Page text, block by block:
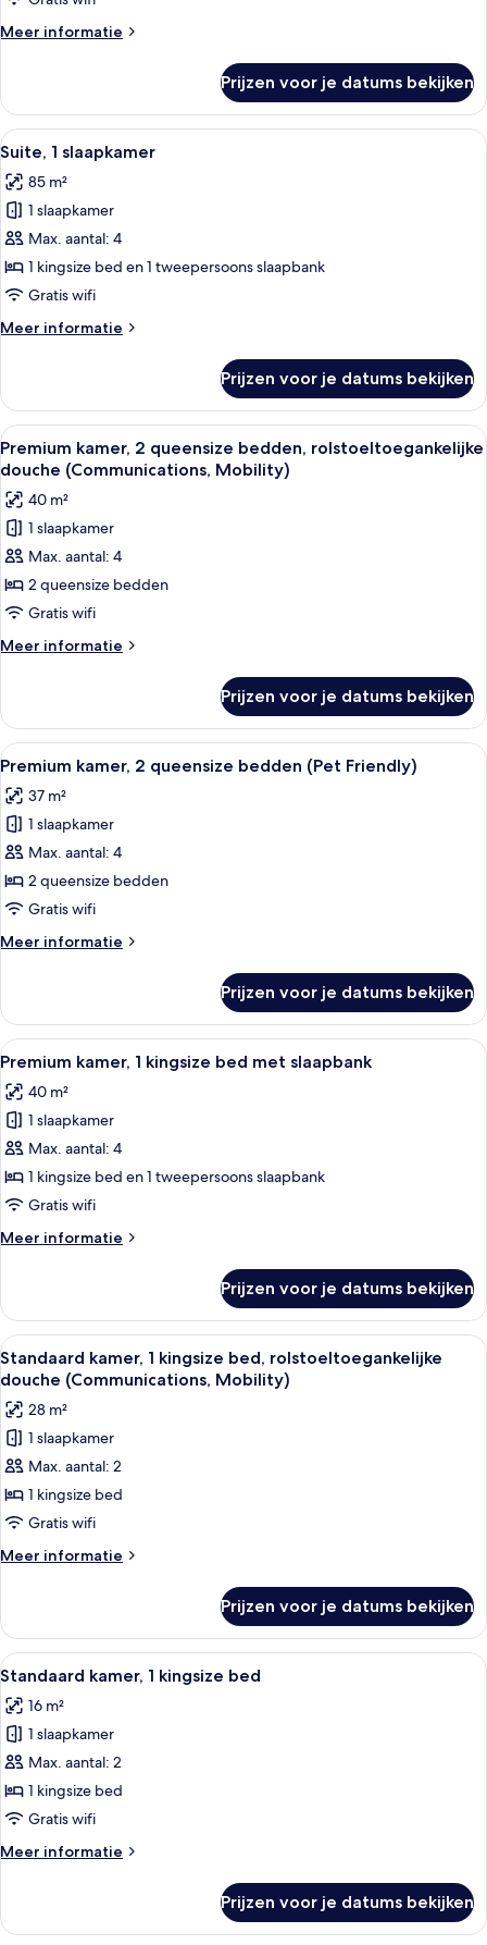
slaapbank
Meer informatie
Meer
1
kingsize
bed
slaapbank
Prijzen voor je datums bekijken
Alle
foto's
voor
Suite,
1
slaapkamer
laden
Hotelkamer met een groot bed,
5
Suite, 1 slaapkamer
85 m²
1 slaapkamer
Max. aantal: 4
1 kingsize bed en 1 tweepersoons slaapbank
Gratis wifi
Meer informatie
Meer
1
slaapkamer
Prijzen voor je datums bekijken
Alle
foto's
voor
Premium
kamer,
2
queensize
bedden,
rolstoeltoegankelijke
douche
Mobility)
laden
Een hotelkamer met twee bedden,
3
Premium kamer, 2 queensize bedden, rolstoeltoegankelijke
douche (Communications, Mobility)
40 m²
1 slaapkamer
Max. aantal: 4
2 queensize bedden
Gratis wifi
Meer informatie
Meer
kamer,
queensize
rolstoeltoegankelijke
douche
Mobility)
Prijzen voor je datums bekijken
Alle
foto's
voor
Premium
kamer,
2
queensize
(Pet
Een hotelkamer met twee bedden,
4
Premium kamer, 2 queensize bedden (Pet Friendly)
37 m²
1 slaapkamer
Max. aantal: 4
2 queensize bedden
Gratis wifi
Meer informatie
Meer
kamer,
queensize
(Pet
Friendly)
Prijzen voor je datums bekijken
Alle
foto's
voor
Premium
kamer,
1
kingsize
met
Hotelkamer met een groot bed, een
4
Premium kamer, 1 kingsize bed met slaapbank
40 m²
1 slaapkamer
Max. aantal: 4
1 kingsize bed en 1 tweepersoons slaapbank
Gratis wifi
Meer informatie
Meer
kamer,
kingsize
bed
slaapbank
Prijzen voor je datums bekijken
Alle
foto's
voor
Standaard
kamer,
1
kingsize
bed,
rolstoeltoegankelijke
douche
Mobility)
laden
Een hotelkamer met een groot bed,
5
Standaard kamer, 1 kingsize bed, rolstoeltoegankelijke
douche (Communications, Mobility)
28 m²
1 slaapkamer
Max. aantal: 2
1 kingsize bed
Gratis wifi
Meer informatie
Meer
kamer,
kingsize
rolstoeltoegankelijke
douche
Mobility)
Prijzen voor je datums bekijken
Alle
foto's
voor
Standaard
kamer,
1
kingsize
laden
Een hotelkamer met een groot bed,
2
Standaard kamer, 1 kingsize bed
16 m²
1 slaapkamer
Max. aantal: 2
1 kingsize bed
Gratis wifi
Meer informatie
Meer
kamer,
Prijzen voor je datums bekijken